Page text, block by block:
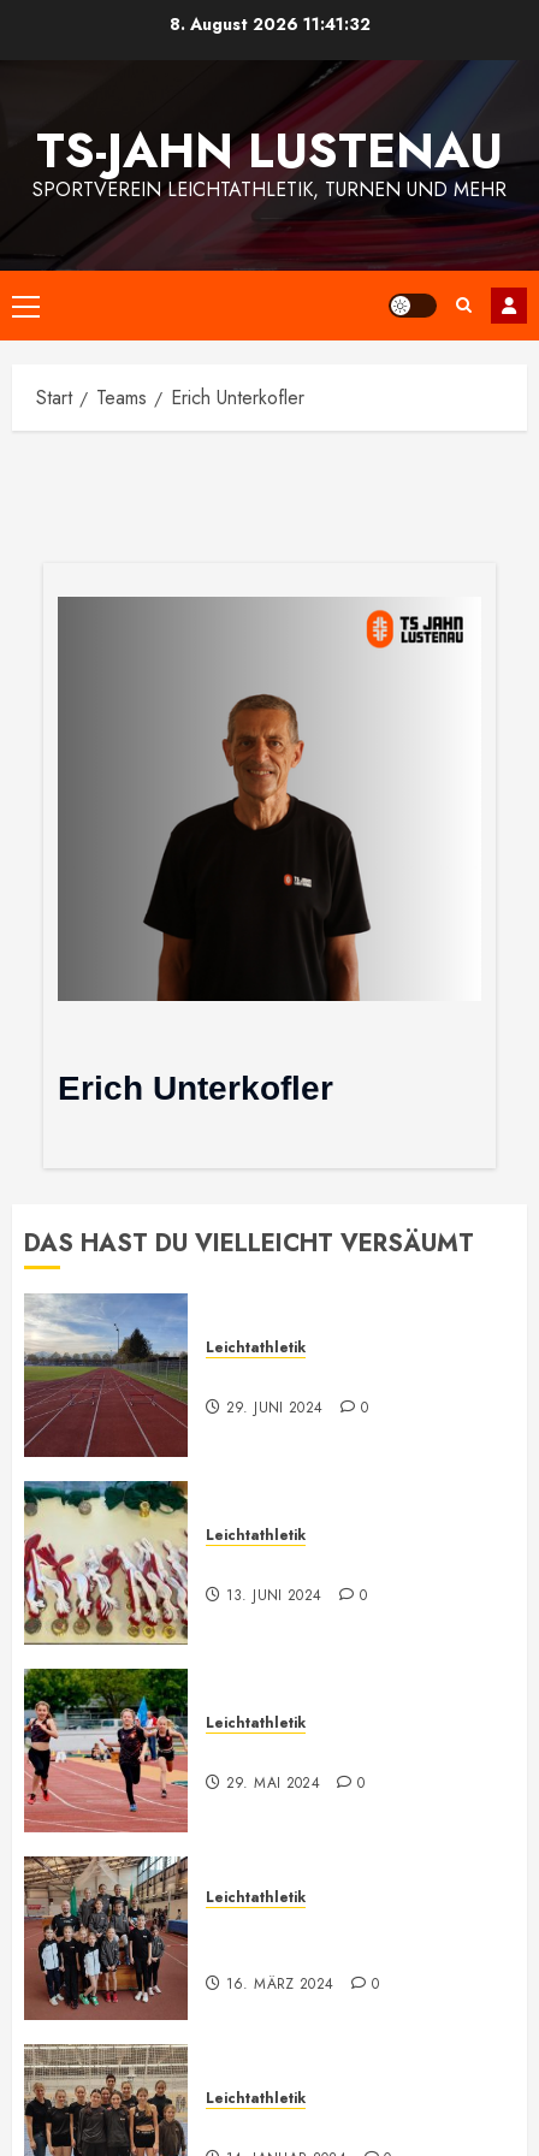
8. August 2026 11:41:32
TS-JAHN LUSTENAU
SPORTVEREIN LEICHTATHLETIK, TURNEN UND MEHR
Primäres
Menü
Start Teams Erich Unterkofler
Erich Unterkofler
DAS HAST DU VIELLEICHT VERSÄUMT
Leichtathletik
29. JUNI 2024 0
Leichtathletik
13. JUNI 2024 0
Leichtathletik
29. MAI 2024 0
Leichtathletik
16. MÄRZ 2024 0
Leichtathletik